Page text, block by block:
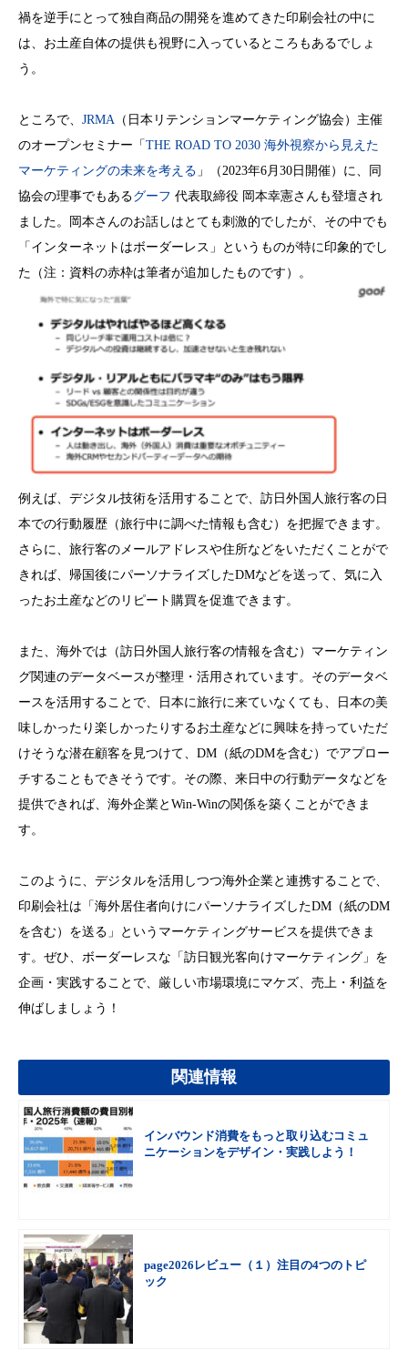
禍を逆手にとって独自商品の開発を進めてきた印刷会社の中に
は、お土産自体の提供も視野に入っているところもあるでしょ
う。
ところで、 JRMA （日本リテンションマーケティング協会）主催
のオープンセミナー「THE ROAD TO 2030 海外視察から見えた
マーケティングの未来を考える 」（2023年6月30日開催）に、同
協会の理事でもあるグーフ 代表取締役 岡本幸憲さんも登壇され
ました。岡本さんのお話しはとても刺激的でしたが、その中でも
「インターネットはボーダーレス」というものが特に印象的でし
た（注：資料の赤枠は筆者が追加したものです）。
例えば、デジタル技術を活用することで、訪日外国人旅行客の日
本での行動履歴（旅行中に調べた情報も含む）を把握できます。
さらに、旅行客のメールアドレスや住所などをいただくことがで
きれば、帰国後にパーソナライズしたDMなどを送って、気に入
ったお土産などのリピート購買を促進できます。
また、海外では（訪日外国人旅行客の情報を含む）マーケティン
グ関連のデータベースが整理・活用されています。そのデータベ
ースを活用することで、日本に旅行に来ていなくても、日本の美
味しかったり楽しかったりするお土産などに興味を持っていただ
けそうな潜在顧客を見つけて、DM（紙のDMを含む）でアプロー
チすることもできそうです。その際、来日中の行動データなどを
提供できれば、海外企業とWin-Winの関係を築くことができま
す。
このように、デジタルを活用しつつ海外企業と連携することで、
印刷会社は「海外居住者向けにパーソナライズしたDM（紙のDM
を含む）を送る」というマーケティングサービスを提供できま
す。ぜひ、ボーダーレスな「訪日観光客向けマーケティング」を
企画・実践することで、厳しい市場環境にマケズ、売上・利益を
伸ばしましょう！
関連情報
インバウンド消費をもっと取り込むコミュ
ニケーションをデザイン・実践しよう！
page2026レビュー（１）注目の4つのトピ
ック